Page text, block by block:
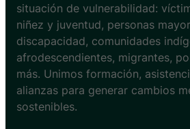
situación de vulnerabilidad:
niñez y juventud, personas
discapacidad, comunidades
afrodescendientes, migrantes,
más. Unimos formación,
alianzas para generar cambios
sostenibles.